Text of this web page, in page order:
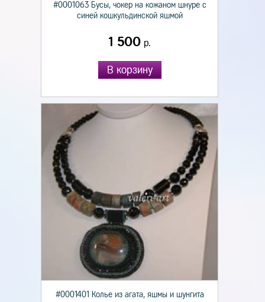
#0001063 Бусы, чокер на кожаном шнуре с
синей кошкульдинской яшмой
1 500 р.
В корзину
#0001401 Колье из агата, яшмы и шунгита